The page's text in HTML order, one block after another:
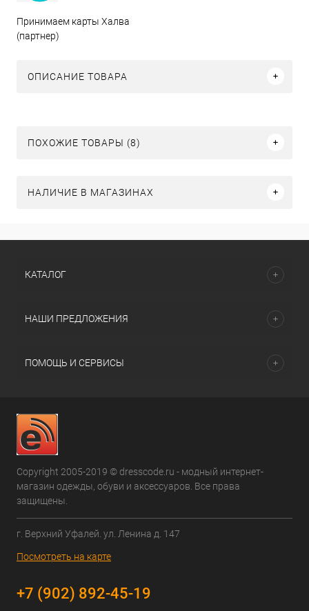
Принимаем карты Халва
(партнер)
ОПИСАНИЕ ТОВАРА
ПОХОЖИЕ ТОВАРЫ (8)
НАЛИЧИЕ В МАГАЗИНАХ
КАТАЛОГ
НАШИ ПРЕДЛОЖЕНИЯ
ПОМОЩЬ И СЕРВИСЫ
Copyright 2005-2019 © dresscode.ru - модный интернет-
магазин одежды, обуви и аксессуаров. Все права
защищены.
г. Верхний Уфалей. ул. Ленина д. 147
Посмотреть на карте
+7 (902) 892-45-19